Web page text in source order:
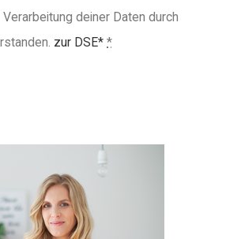
deiner Daten durch
zur DSE* *